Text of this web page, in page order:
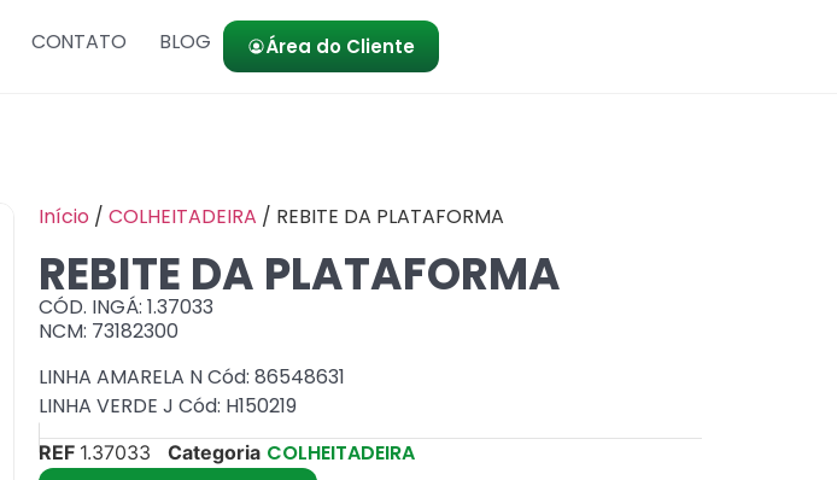
CONTATO BLOG Área do Cliente
Início / COLHEITADEIRA / REBITE DA PLATAFORMA
REBITE DA PLATAFORMA
CÓD. INGÁ: 1.37033
NCM: 73182300
LINHA AMARELA N Cód: 86548631
LINHA VERDE J Cód: H150219
REF 1.37033 Categoria COLHEITADEIRA